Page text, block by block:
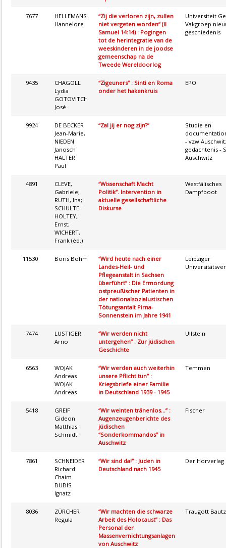
7677
HELLEMANS
Hannelore
“Zij die verloren zijn, zullen
niet vergeten worden” (II
Samuel 14:14) : Pogingen
tot de herintegratie van de
weeskinderen in de joodse
gemeenschap na de
Tweede Wereldoorlog
Universiteit
Vakgroep
geschiedenis
9435
CHAGOLL
Lydia
GOTOVITCH
José
“Zigeuners” : Sinti en Roma
onder het hakenkruis
EPO
9924
DE BECKER
Jean-Marie,
NIEDEN
Janosch
HALTER
Paul
“Zal jij er nog zijn?”
Studie en
- vzw
gedachtenis -
Auschwitz
4891
CLEVE,
Gabriele;
RUTH, Ina;
SCHULTE-
HOLTEY,
Ernst;
WICHERT,
Frank (éd.)
“Wissenschaft Macht
Politik”. Intervention in
aktuelle gesellschaftliche
Diskurse
Westfälisches
Dampfboot
11530 Boris Böhm
“Wird heute nach einer
Landes-Heil- und
Pflegeanstalt in Sachsen
überführt” : Die Ermordung
ostpreußischer Patienten in
der nationalsozialustischen
Tötungsantalt Pirna-
Sonnenstein im Jahre 1941
Leipziger
7474
LUSTIGER
Arno
“Wir werden nicht
untergehen” : Zur jüdischen
Geschichte
Ullstein
6563
WOJAK
Andreas
WOJAK
Andreas
“Wir werden auch weiterhin
unsere Pflicht tun” :
Kriegsbriefe einer Familie
in Deutschland 1939 - 1945
Temmen
5418
GREIF
Gideon
Matthias
Schmidt
“Wir weinten tränenlos...” :
Augenzeugenberichte des
jüdischen
“Sonderkommandos” in
Auschwitz
Fischer
7861
SCHNEIDER
Richard
Chaim
BUBIS
Ignatz
“Wir sind da!” : Juden in
Deutschland nach 1945
Der Hörverlag
8036
ZÜRCHER
Regula
“Wir machten die schwarze
Arbeit des Holocaust” : Das
Personal der
Massenvernichtungsanlagen
von Auschwitz
Traugott Bautz